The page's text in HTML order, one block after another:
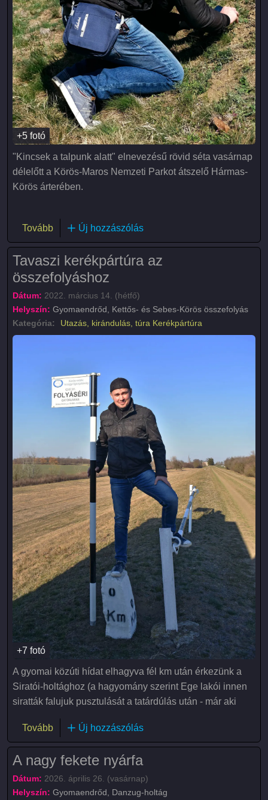
+5 fotó
"Kincsek a talpunk alatt" elnevezésű rövid séta vasárnap
délelőtt a Körös-Maros Nemzeti Parkot átszelő Hármas-
Körös árterében.
Tovább("Kincsek a talpunk alatt" gyalogtúra)
Új hozzászólás
Tavaszi kerékpártúra az
összefolyáshoz
Dátum: 2022. március 14. (hétfő)
Helyszín: Gyomaendrőd, Kettős- és Sebes-Körös összefolyás
Kategória:
Utazás, kirándulás, túra Kerékpártúra
+7 fotó
A gyomai közúti hídat elhagyva fél km után érkezünk a
Siratói-holtághoz (a hagyomány szerint Ege lakói innen
siratták falujuk pusztulását a tatárdúlás után - már aki
Tovább(Tavaszi kerékpártúra az összefolyáshoz)
Új hozzászólás
A nagy fekete nyárfa
Dátum: 2026. április 26. (vasárnap)
Helyszín: Gyomaendrőd, Danzug-holtág